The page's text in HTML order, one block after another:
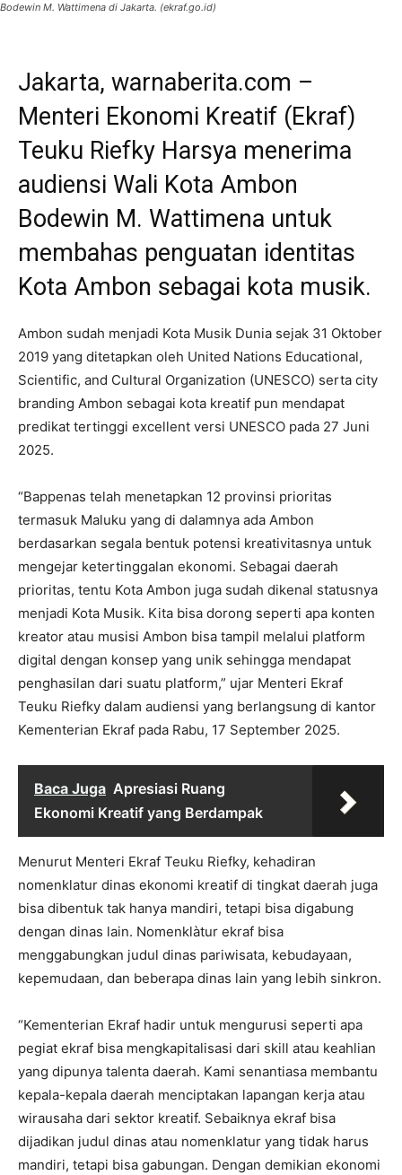
Bodewin M. Wattimena di Jakarta. (ekraf.go.id)
Jakarta, warnaberita.com –
Menteri Ekonomi Kreatif (Ekraf)
Teuku Riefky Harsya menerima
audiensi Wali Kota Ambon
Bodewin M. Wattimena untuk
membahas penguatan identitas
Kota Ambon sebagai kota musik.
Ambon sudah menjadi Kota Musik Dunia sejak 31 Oktober
2019 yang ditetapkan oleh United Nations Educational,
Scientific, and Cultural Organization (UNESCO) serta city
branding Ambon sebagai kota kreatif pun mendapat
predikat tertinggi excellent versi UNESCO pada 27 Juni
2025.
“Bappenas telah menetapkan 12 provinsi prioritas
termasuk Maluku yang di dalamnya ada Ambon
berdasarkan segala bentuk potensi kreativitasnya untuk
mengejar ketertinggalan ekonomi. Sebagai daerah
prioritas, tentu Kota Ambon juga sudah dikenal statusnya
menjadi Kota Musik. Kita bisa dorong seperti apa konten
kreator atau musisi Ambon bisa tampil melalui platform
digital dengan konsep yang unik sehingga mendapat
penghasilan dari suatu platform,” ujar Menteri Ekraf
Teuku Riefky dalam audiensi yang berlangsung di kantor
Kementerian Ekraf pada Rabu, 17 September 2025.
Baca Juga Apresiasi Ruang
Ekonomi Kreatif yang Berdampak
Menurut Menteri Ekraf Teuku Riefky, kehadiran
nomenklatur dinas ekonomi kreatif di tingkat daerah juga
bisa dibentuk tak hanya mandiri, tetapi bisa digabung
dengan dinas lain. Nomenklàtur ekraf bisa
menggabungkan judul dinas pariwisata, kebudayaan,
kepemudaan, dan beberapa dinas lain yang lebih sinkron.
“Kementerian Ekraf hadir untuk mengurusi seperti apa
pegiat ekraf bisa mengkapitalisasi dari skill atau keahlian
yang dipunya talenta daerah. Kami senantiasa membantu
kepala-kepala daerah menciptakan lapangan kerja atau
wirausaha dari sektor kreatif. Sebaiknya ekraf bisa
dijadikan judul dinas atau nomenklatur yang tidak harus
mandiri, tetapi bisa gabungan. Dengan demikian ekonomi